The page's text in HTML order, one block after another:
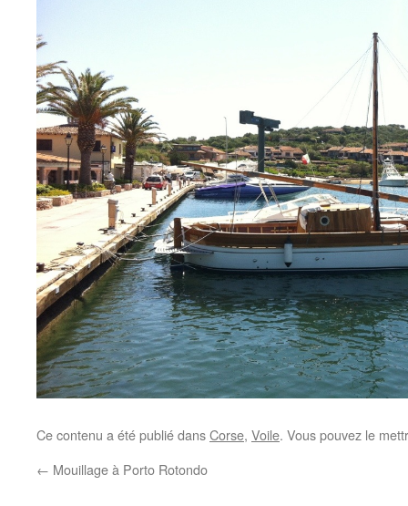
Ce contenu a été publié dansCorse, Voile. Vous pouvez le
← Mouillage à Porto Rotondo